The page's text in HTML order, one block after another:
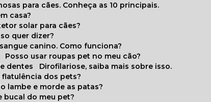
para cães. Conheça as 10 principais.
casa?
solar para cães?
quer dizer?
sangue canino. Como funciona?
Posso usar roupas pet no meu cão?
dentes
Dirofilariose, saiba mais sobre isso.
flatulência dos pets?
lambe e morde as patas?
bucal do meu pet?